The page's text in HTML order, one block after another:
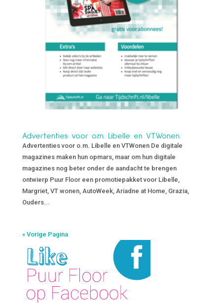
Advertenties voor o.m. Libelle en VTWonen
Advertenties voor o.m. Libelle en VTWonen De digitale
magazines maken hun opmars, maar om hun digitale
magazines nog beter onder de aandacht te brengen
ontwierp Puur Floor een promotiepakket voor Libelle,
Margriet, VT wonen, AutoWeek, Ariadne at Home, Grazia,
Ouders...
« Vorige Pagina